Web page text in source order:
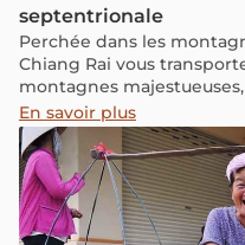
septentrionale
Perchée dans les
Chiang Rai vous
montagnes
cultures tribales à
En savoir plus